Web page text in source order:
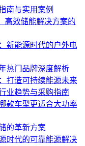
南与实用案例
高效储能解决方案的
新能源时代的户外电
热门品牌深度解析
打造可持续能源未来
业趋势与采购指南
款车型更适合大功率
的革新方案
时代的可靠能源解决